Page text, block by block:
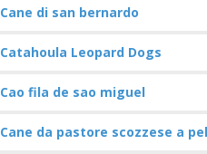
Cane di san bernardo
Catahoula Leopard Dogs
Cao fila de sao miguel
Cane da pastore scozzese a